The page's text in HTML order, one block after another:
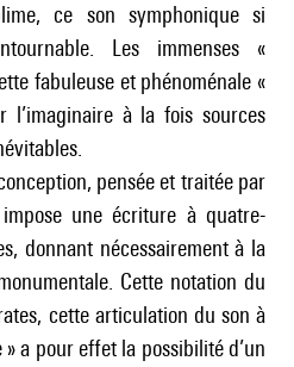
ce son symphonique si
Les immenses «
fabuleuse et phénoménale «
l’imaginaire à la fois sources
pensée et traitée par
une écriture à quatre-
donnant nécessairement à la
Cette notation du
cette articulation du son à
a pour effet la possibilité d’un